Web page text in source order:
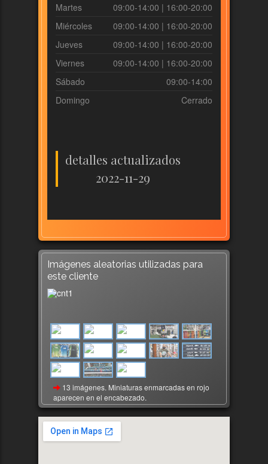
Martes
09:00-14:00 | 16:00-20:00
Miércoles
09:00-14:00 | 16:00-20:00
Jueves
09:00-14:00 | 16:00-20:00
Viernes
09:00-14:00 | 16:00-20:00
Sábado
09:00-14:00
Domingo
Cerrado
detalles actualizados
2022-11-29
Imágenes aleatorias utilizadas para
este cliente
13 imágenes. Miniaturas enmarcadas en rojo
aparecen en el encabezado.